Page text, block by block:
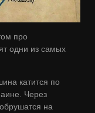
про
одни из самых
катится по
Через
на